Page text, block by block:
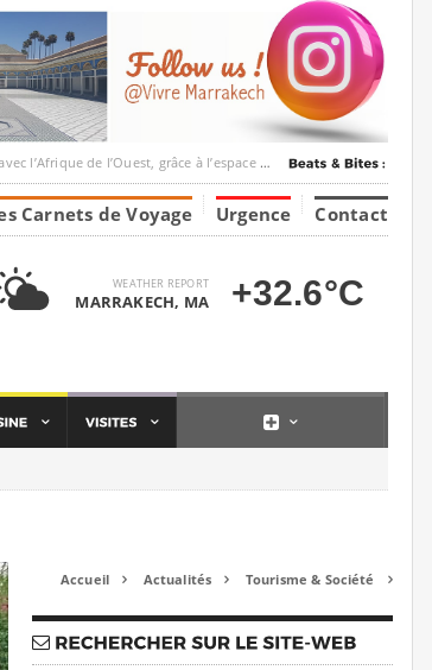
grâce à l’espace Marrakesh-Tumbuktu.
Carnets de Voyage Urgence Contact
WEATHER REPORT
MARRAKECH, MA +32.6°C
Accueil  Actualités  Tourisme & Société 